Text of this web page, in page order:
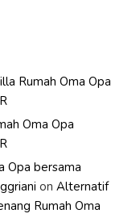
Rumah Oma Opa
Oma Opa
Opa bersama
onAlternatif
Rumah Oma